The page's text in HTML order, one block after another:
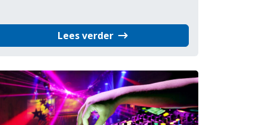
Lees verder